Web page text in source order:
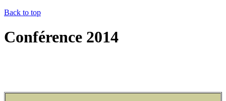
Back to top
Conférence 2014